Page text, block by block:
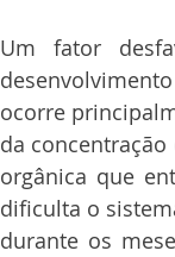
Um fator
ocorre
da
orgânica que
dificulta o
durante os